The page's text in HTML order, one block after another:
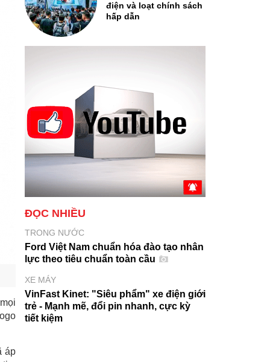
áp
điện và loạt chính sách
hấp dẫn
ĐỌC NHIỀU
TRONG NƯỚC
Ford Việt Nam chuẩn hóa đào tạo nhân
lực theo tiêu chuẩn toàn cầu
XE MÁY
VinFast Kinet: "Siêu phẩm" xe điện giới
trẻ - Mạnh mẽ, đổi pin nhanh, cực kỳ
tiết kiệm